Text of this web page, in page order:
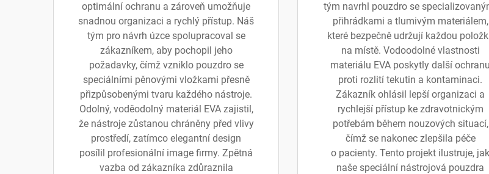
optimální ochranu a zároveň umožňuje
snadnou organizaci a rychlý přístup. Náš
tým pro návrh úzce spolupracoval se
zákazníkem, aby pochopil jeho
požadavky, čímž vzniklo pouzdro se
speciálními pěnovými vložkami přesně
přizpůsobenými tvaru každého nástroje.
Odolný, voděodolný materiál EVA zajistil,
že nástroje zůstanou chráněny před vlivy
prostředí, zatímco elegantní design
posílil profesionální image firmy. Zpětná
vazba od zákazníka zdůraznila
tým navrhl pouzdro se
přihrádkami a tlumivým materiálem,
které bezpečně udržují každou
na místě. Vodoodolné vlastnosti
materiálu EVA poskytly další ochranu
proti rozlití tekutin a kontaminaci.
Zákazník ohlásil lepší organizaci a
rychlejší přístup ke zdravotnickým
potřebám během nouzových situací,
čímž se nakonec zlepšila péče
o pacienty. Tento projekt ilustruje, jak
naše speciální nástrojová pouzdra